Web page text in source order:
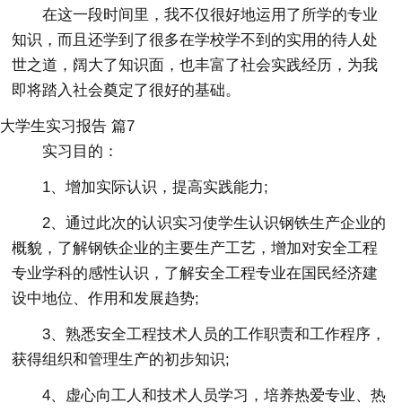
在这一段时间里，我不仅很好地运用了所学的专业
知识，而且还学到了很多在学校学不到的实用的待人处
世之道，阔大了知识面，也丰富了社会实践经历，为我
即将踏入社会奠定了很好的基础。
大学生实习报告 篇7
实习目的：
1、增加实际认识，提高实践能力;
2、通过此次的认识实习使学生认识钢铁生产企业的
概貌，了解钢铁企业的主要生产工艺，增加对安全工程
专业学科的感性认识，了解安全工程专业在国民经济建
设中地位、作用和发展趋势;
3、熟悉安全工程技术人员的工作职责和工作程序，
获得组织和管理生产的初步知识;
4、虚心向工人和技术人员学习，培养热爱专业、热